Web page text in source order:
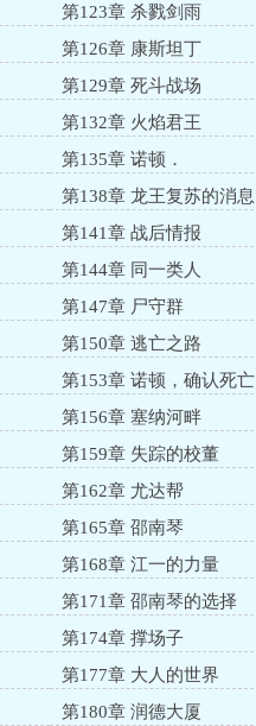
第123章 杀戮剑雨
第126章 康斯坦丁
第129章 死斗战场
第132章 火焰君王
第135章 诺顿．
第138章 龙王复苏的消息
第141章 战后情报
第144章 同一类人
第147章 尸守群
第150章 逃亡之路
第153章 诺顿，确认死亡
第156章 塞纳河畔
第159章 失踪的校董
第162章 尤达帮
第165章 邵南琴
第168章 江一的力量
第171章 邵南琴的选择
第174章 撑场子
第177章 大人的世界
第180章 润德大厦